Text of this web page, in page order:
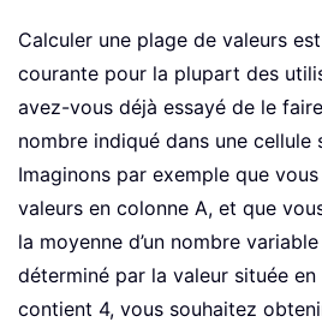
Calculer une plage de valeurs
courante pour la plupart des
avez-vous déjà essayé de le
nombre indiqué dans une cellule
Imaginons par exemple que
valeurs en colonne A, et que
la moyenne d’un nombre
déterminé par la valeur située en
contient 4, vous souhaitez